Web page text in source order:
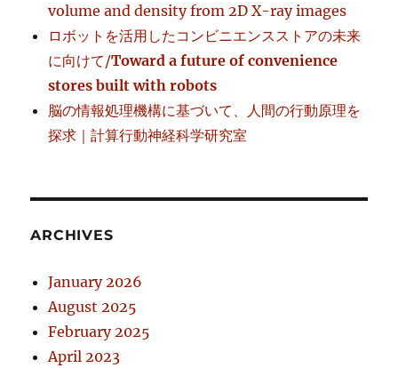
volume and density from 2D X-ray images
ロボットを活用したコンビニエンスストアの未来
に向けて/Toward a future of convenience
stores built with robots
脳の情報処理機構に基づいて、人間の行動原理を
探求｜計算行動神経科学研究室
ARCHIVES
January 2026
August 2025
February 2025
April 2023